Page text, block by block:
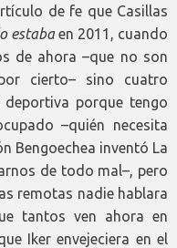
de fe que Casillas
estabaen 2011, cuando
de ahora –que no son
cierto– sino cuatro
porque tengo
–quién necesita
Bengoechea inventó La
de todo mal–, pero
remotas nadie hablara
tantos ven ahora en
Iker envejeciera en el